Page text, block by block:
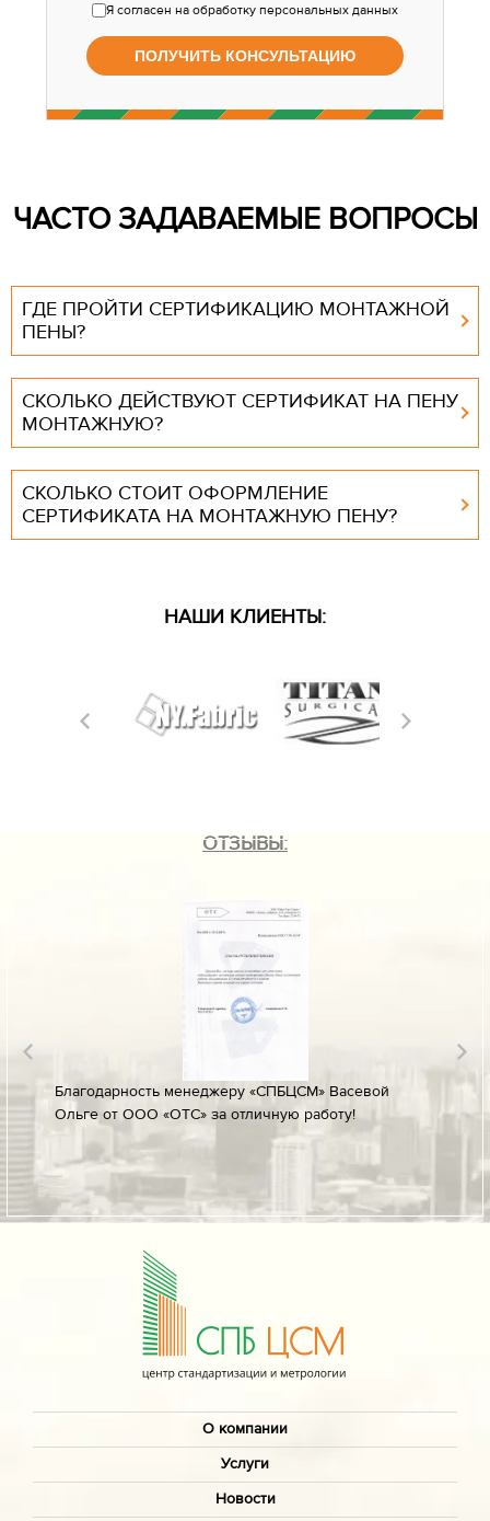
Я согласен на обработку персональных данных
ЧАСТО ЗАДАВАЕМЫЕ ВОПРОСЫ
ГДЕ ПРОЙТИ СЕРТИФИКАЦИЮ МОНТАЖНОЙ
ПЕНЫ?
СКОЛЬКО ДЕЙСТВУЮТ СЕРТИФИКАТ НА ПЕНУ
МОНТАЖНУЮ?
СКОЛЬКО СТОИТ ОФОРМЛЕНИЕ
СЕРТИФИКАТА НА МОНТАЖНУЮ ПЕНУ?
НАШИ КЛИЕНТЫ:
ОТЗЫВЫ:
Благодарность менеджеру «СПБЦСМ» Васевой
Ольге от ООО «ОТС» за отличную работу!
О компании
Услуги
Новости